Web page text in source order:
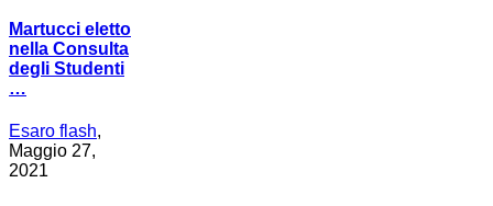
Martucci eletto
nella Consulta
degli Studenti
…
Esaro flash,
Maggio 27,
2021